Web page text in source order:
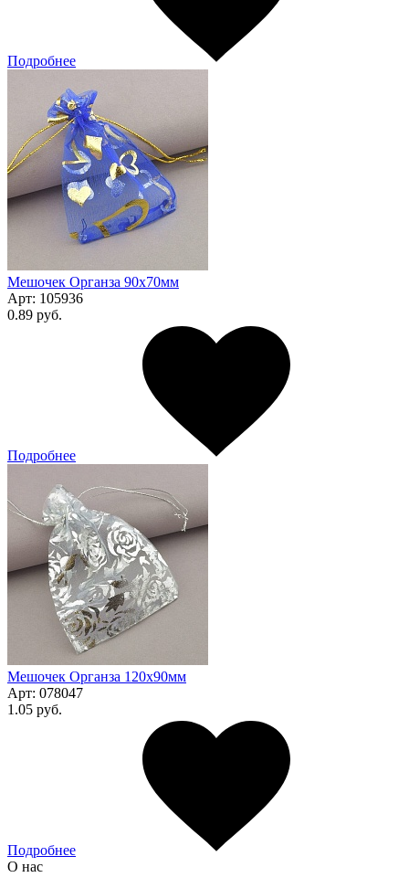
Подробнее
Мешочек Органза 90x70мм
Арт: 105936
0.89 руб.
Подробнее
Мешочек Органза 120x90мм
Арт: 078047
1.05 руб.
Подробнее
О нас